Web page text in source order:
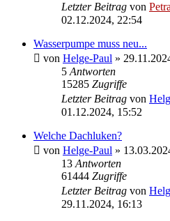
Letzter Beitrag von
02.12.2024, 22:54
Wasserpumpe muss neu...
von Helge-Paul »
5Antworten
15285 Zugriffe
Letzter Beitrag von
01.12.2024, 15:52
Welche Dachluken?
von Helge-Paul »
13Antworten
61444 Zugriffe
Letzter Beitrag von
29.11.2024, 16:13